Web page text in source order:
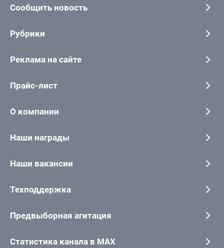
Сообщить новость
Рубрики
Реклама на сайте
Прайс-лист
О компании
Наши награды
Наши вакансии
Техподдержка
Предвыборная агитация
Статистика канала в MAX